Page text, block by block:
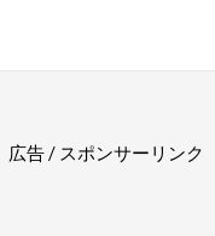
広告 / スポンサーリンク